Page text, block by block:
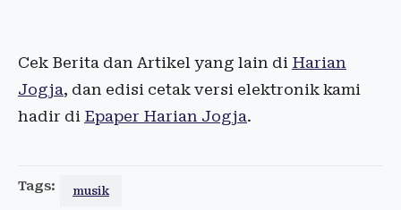
Cek Berita dan Artikel yang lain di Harian
Jogja, dan edisi cetak versi elektronik kami
hadir di Epaper Harian Jogja.
Tags: musik